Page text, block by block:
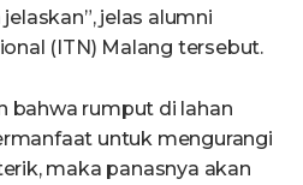
jelas alumni
(ITN) Malang tersebut.
bahwa rumput di lahan
untuk mengurangi
maka panasnya akan